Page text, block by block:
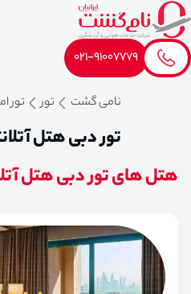
021-91007779
نامی گشت تور تور
تور دبی هتل
هتل های تور دبی هتل